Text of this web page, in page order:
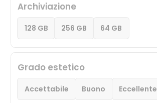
Archiviazione
128 GB 256 GB 64 GB
Grado estetico
Accettabile Buono Eccellente